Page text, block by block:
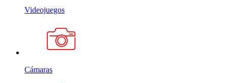
Videojuegos
Cámaras